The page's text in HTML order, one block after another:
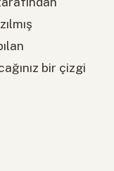
bir çizgi